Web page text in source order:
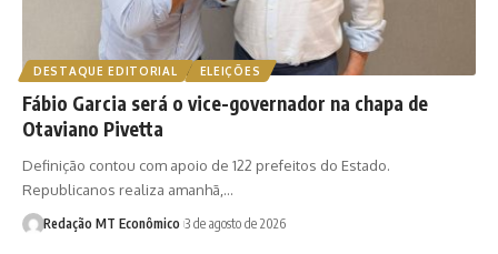
DESTAQUE EDITORIAL ELEIÇÕES
Fábio Garcia será o vice-governador na chapa de
Otaviano Pivetta
Definição contou com apoio de 122 prefeitos do Estado.
Republicanos realiza amanhã,…
Redação MT Econômico 3 de agosto de 2026